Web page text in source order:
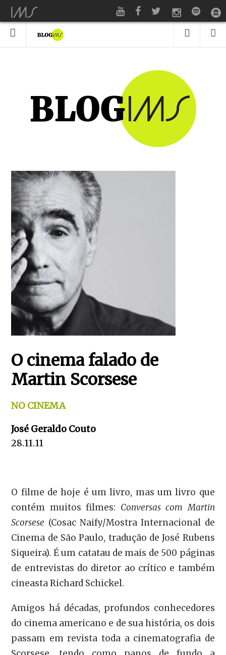
O cinema falado de
Martin Scorsese
NO CINEMA
José Geraldo Couto
28.11.11
O filme de hoje é um livro, mas um livro que
contém muitos filmes: Conversas com Martin
Scorsese (Cosac Naify/Mostra Internacional de
Cinema de São Paulo, tradução de José Rubens
Siqueira). É um catatau de mais de 500 páginas
de entrevistas do diretor ao crítico e também
cineasta Richard Schickel.
Amigos há décadas, profundos conhecedores
do cinema americano e de sua história, os dois
passam em revista toda a cinematografia de